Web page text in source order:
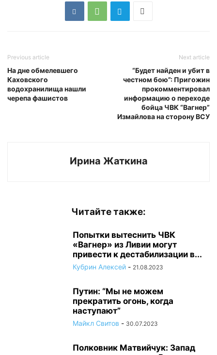
Previous article
На дне обмелевшего
Каховского
водохранилища нашли
черепа фашистов
Next article
“Будет найден и убит в
честном бою”: Пригожин
прокомментировал
информацию о переходе
бойца ЧВК “Вагнер”
Измайлова на сторону ВСУ
Ирина Жаткина
Читайте также:
Попытки вытеснить ЧВК
«Вагнер» из Ливии могут
привести к дестабилизации в...
Кубрин Алексей - 21.08.2023
Путин: “Мы не можем
прекратить огонь, когда
наступают”
Майкл Свитов - 30.07.2023
Полковник Матвийчук: Запад